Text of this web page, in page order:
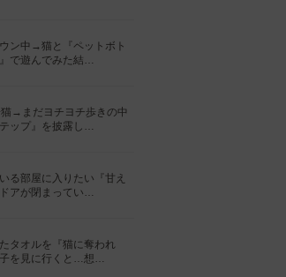
ン中→猫と『ペットボト
で遊んでみた結…
→まだヨチヨチ歩きの中
テップ』を披露し…
る部屋に入りたい『甘え
アが閉まってい…
タオルを『猫に奪われ
を見に行くと…想…